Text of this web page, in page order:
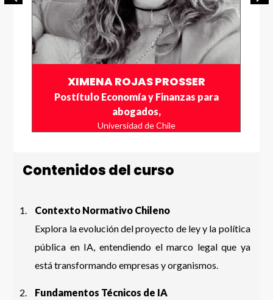
XIMENA ROJAS PROSSER
Postítulo Economía y Finanzas para
abogados,
Universidad de Chile
Contenidos del curso
Contexto Normativo Chileno
Explora la evolución del proyecto de ley y la política
pública en IA, entendiendo el marco legal que ya
está transformando empresas y organismos.
Fundamentos Técnicos de IA